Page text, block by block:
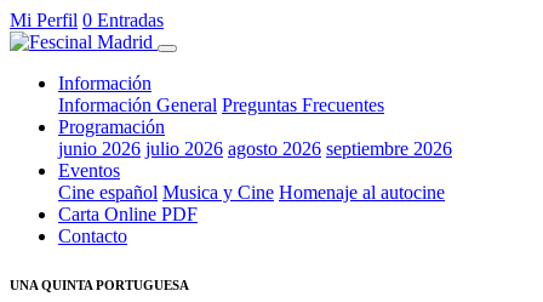
Mi Perfil 0 Entradas
Información
Información General Preguntas Frecuentes
Programación
junio 2026 julio 2026 agosto 2026 septiembre 2026
Eventos
Cine español Musica y Cine Homenaje al autocine
Carta Online PDF
Contacto
UNA QUINTA PORTUGUESA